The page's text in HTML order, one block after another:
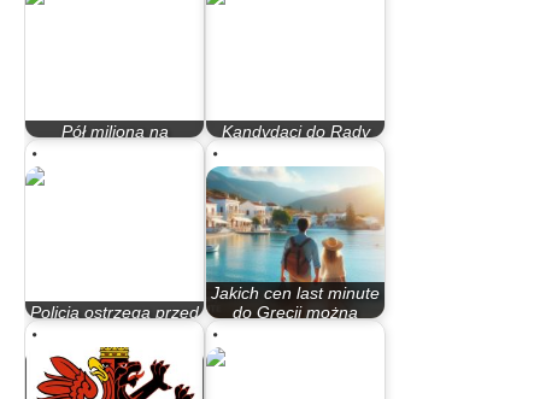
Pół miliona na
Kandydaci do Rady
Policja ostrzega przed
Jakich cen last minute
do Grecji można